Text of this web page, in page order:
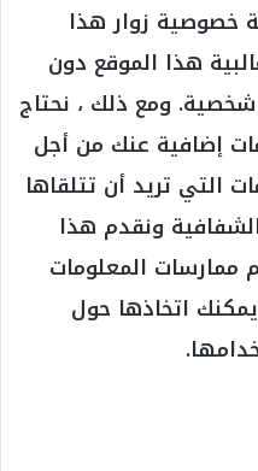
خصوصية زوار هذا
هذا الموقع دون
ومع ذلك ، نحتاج
إضافية عنك من أجل
التي تريد أن تتلقاها
ونقدم هذا
المعلومات
يمكنك اتخاذها حول